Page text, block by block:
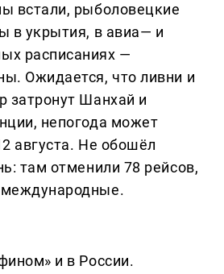
встали, рыболовецкие
в укрытия, в авиа— и
расписаниях —
Ожидается, что ливни и
затронут Шанхай и
непогода может
августа. Не обошёл
там отменили 78 рейсов,
и в России.